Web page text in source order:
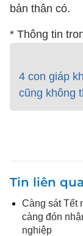
bản thân có.
* Thông tin
4 con giáp
cũng không
Tin liên
Càng sát Tết
càng đón
nghiệp